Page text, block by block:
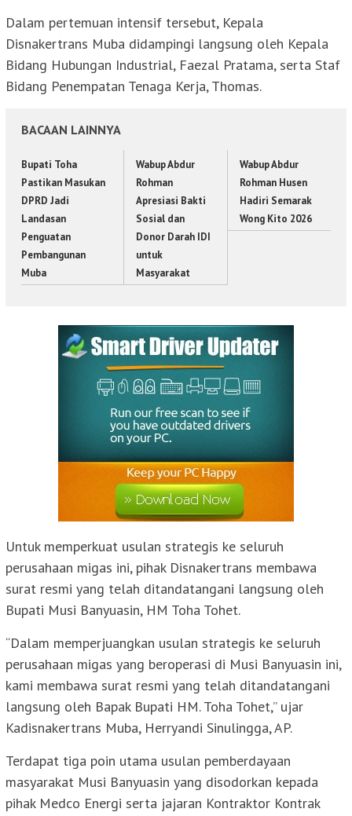
Dalam pertemuan intensif tersebut, Kepala
Disnakertrans Muba didampingi langsung oleh Kepala
Bidang Hubungan Industrial, Faezal Pratama, serta Staf
Bidang Penempatan Tenaga Kerja, Thomas.
BACAAN LAINNYA
Bupati Toha
Pastikan Masukan
DPRD Jadi
Landasan
Penguatan
Pembangunan
Muba
Wabup Abdur
Rohman
Apresiasi Bakti
Sosial dan
Donor Darah IDI
untuk
Masyarakat
Wabup Abdur
Rohman Husen
Hadiri Semarak
Wong Kito 2026
Untuk memperkuat usulan strategis ke seluruh
perusahaan migas ini, pihak Disnakertrans membawa
surat resmi yang telah ditandatangani langsung oleh
Bupati Musi Banyuasin, HM Toha Tohet.
“Dalam memperjuangkan usulan strategis ke seluruh
perusahaan migas yang beroperasi di Musi Banyuasin ini,
kami membawa surat resmi yang telah ditandatangani
langsung oleh Bapak Bupati HM. Toha Tohet,” ujar
Kadisnakertrans Muba, Herryandi Sinulingga, AP.
Terdapat tiga poin utama usulan pemberdayaan
masyarakat Musi Banyuasin yang disodorkan kepada
pihak Medco Energi serta jajaran Kontraktor Kontrak